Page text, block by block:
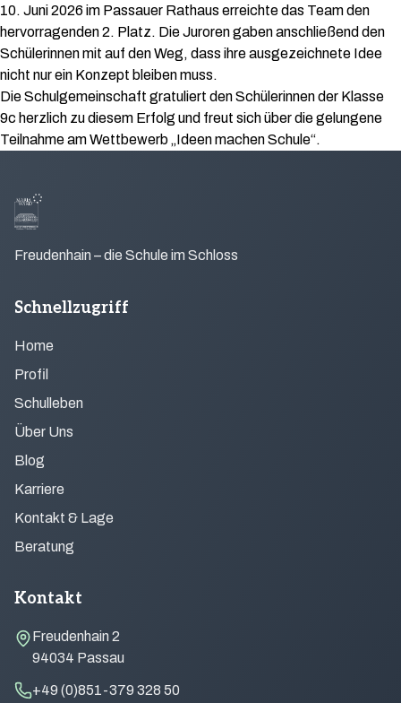
10. Juni 2026 im Passauer Rathaus erreichte das Team den
hervorragenden 2. Platz. Die Juroren gaben anschließend den
Schülerinnen mit auf den Weg, dass ihre ausgezeichnete Idee
nicht nur ein Konzept bleiben muss.
Die Schulgemeinschaft gratuliert den Schülerinnen der Klasse
9c herzlich zu diesem Erfolg und freut sich über die gelungene
Teilnahme am Wettbewerb „Ideen machen Schule“.
Freudenhain – die Schule im Schloss
Schnellzugriff
Home
Profil
Schulleben
Über Uns
Blog
Karriere
Kontakt & Lage
Beratung
Kontakt
Freudenhain 2
94034 Passau
+49 (0)851-379 328 50